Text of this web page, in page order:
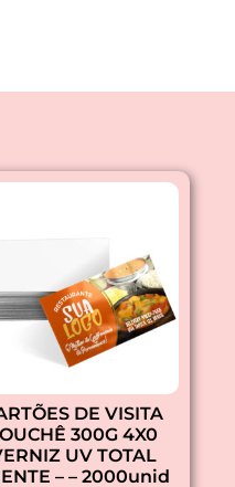
DE VISITA
300G 4X0
UV TOTAL
– – 2000unid